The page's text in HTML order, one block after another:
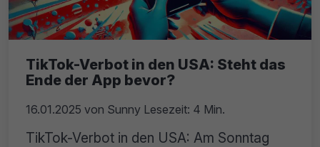
TikTok-Verbot in den USA: Steht das
Ende der App bevor?
16.01.2025 von Sunny Lesezeit: 4 Min.
TikTok-Verbot in den USA: Am Sonntag